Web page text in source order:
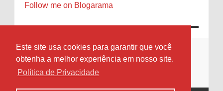
Este site usa cookies para garantir que você
obtenha a melhor experiência em nosso site.
Política de Privacidade
Follow me on Blogarama